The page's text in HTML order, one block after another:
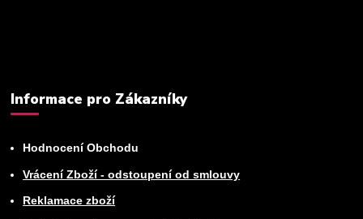
Informace pro Zákazníky
Hodnocení Obchodu
Vrácení Zboží - odstoupení od smlouvy
Reklamace zboží